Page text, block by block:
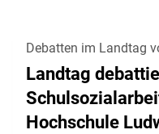
Debatten im Landtag
Landtag
Hochschule